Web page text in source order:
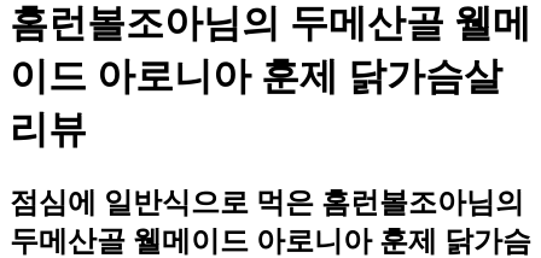
홈런볼조아님의 두메산골 웰메
이드 아로니아 훈제 닭가슴살
리뷰
점심에 일반식으로 먹은 홈런볼조아님의
두메산골 웰메이드 아로니아 훈제 닭가슴